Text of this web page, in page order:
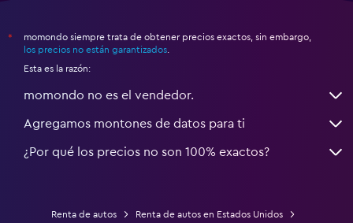
*
momondo siempre trata de obtener precios exactos, sin embargo,
los precios no están garantizados.
Esta es la razón:
momondo no es el vendedor.
Agregamos montones de datos para ti
¿Por qué los precios no son 100% exactos?
Renta de autos
Renta de autos en Estados Unidos